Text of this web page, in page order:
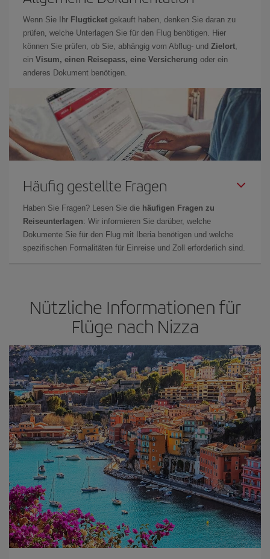
Wenn Sie Ihr Flugticket gekauft haben, denken Sie daran zu
prüfen, welche Unterlagen Sie für den Flug benötigen. Hier
können Sie prüfen, ob Sie, abhängig vom Abflug- und Zielort,
ein Visum, einen Reisepass, eine Versicherung oder ein
anderes Dokument benötigen.
Häufig gestellte Fragen
Haben Sie Fragen? Lesen Sie die häufigen Fragen zu
Reiseunterlagen: Wir informieren Sie darüber, welche
Dokumente Sie für den Flug mit Iberia benötigen und welche
spezifischen Formalitäten für Einreise und Zoll erforderlich sind.
Nützliche Informationen für
Flüge nach Nizza